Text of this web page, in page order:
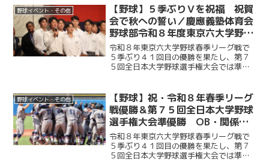
（商４・慶應）が相手打線に得点を許
し、２点を追う展開に。そ...
野球イベント・その他
【野球】５季ぶりＶを祝福 祝賀
会で秋への誓い／慶應義塾体育会
野球部令和８年度東京六大学野球
春季リーグ戦優勝 祝賀会～前編
～
令和８年東京六大学野球春季リーグ戦で
５季ぶり４１回目の優勝を果たし、第７
５回全日本大学野球選手権大会では準優
人が集まり、選手たちの健闘をたたえ
た。前編では、堀井監督の挨...
野球イベント・その他
【野球】祝・令和８年春季リーグ
戦優勝＆第７５回全日本大学野球
選手権大会準優勝 OB・関係者
からのお祝いメッセージ
令和８年東京六大学野球春季リーグ戦で
５季ぶり４１回目の優勝を果たし、第７
５回全日本大学野球選手権大会では準優